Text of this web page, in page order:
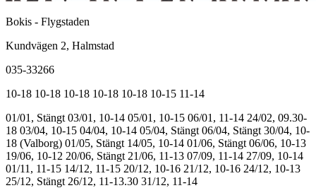
Bokis - Flygstaden
Kundvägen 2, Halmstad
035-33266
10-18 10-18 10-18 10-18 10-18 10-15 11-14
01/01, Stängt 03/01, 10-14 05/01, 10-15 06/01, 11-14 24/02, 09.30-
18 03/04, 10-15 04/04, 10-14 05/04, Stängt 06/04, Stängt 30/04, 10-
18 (Valborg) 01/05, Stängt 14/05, 10-14 01/06, Stängt 06/06, 10-13
19/06, 10-12 20/06, Stängt 21/06, 11-13 07/09, 11-14 27/09, 10-14
01/11, 11-15 14/12, 11-15 20/12, 10-16 21/12, 10-16 24/12, 10-13
25/12, Stängt 26/12, 11-13.30 31/12, 11-14